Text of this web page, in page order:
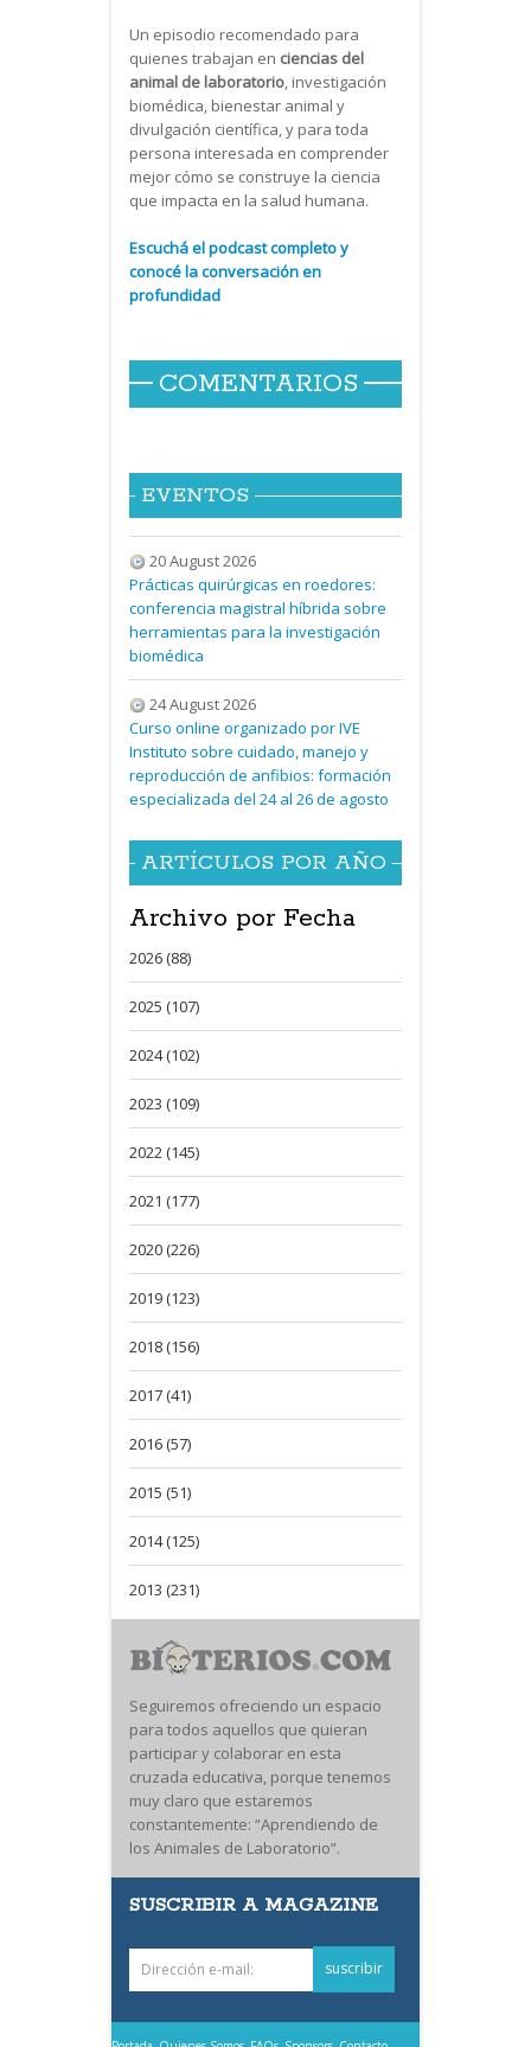
Un episodio recomendado para
quienes trabajan en ciencias del
animal de laboratorio, investigación
biomédica, bienestar animal y
divulgación científica, y para toda
persona interesada en comprender
mejor cómo se construye la ciencia
que impacta en la salud humana.
Escuchá el podcast completo y
conocé la conversación en
profundidad
COMENTARIOS
EVENTOS
20 August 2026
Prácticas quirúrgicas en roedores:
conferencia magistral híbrida sobre
herramientas para la investigación
biomédica
24 August 2026
Curso online organizado por IVE
Instituto sobre cuidado, manejo y
reproducción de anfibios: formación
especializada del 24 al 26 de agosto
ARTÍCULOS POR AÑO
Archivo por Fecha
2026 (88)
2025 (107)
2024 (102)
2023 (109)
2022 (145)
2021 (177)
2020 (226)
2019 (123)
2018 (156)
2017 (41)
2016 (57)
2015 (51)
2014 (125)
2013 (231)
Seguiremos ofreciendo un espacio
para todos aquellos que quieran
participar y colaborar en esta
cruzada educativa, porque tenemos
muy claro que estaremos
constantemente: “Aprendiendo de
los Animales de Laboratorio”.
SUSCRIBIR A MAGAZINE